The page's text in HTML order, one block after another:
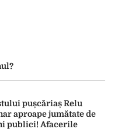
pușcăriaș Relu
aproape jumătate de
publici! Afacerile